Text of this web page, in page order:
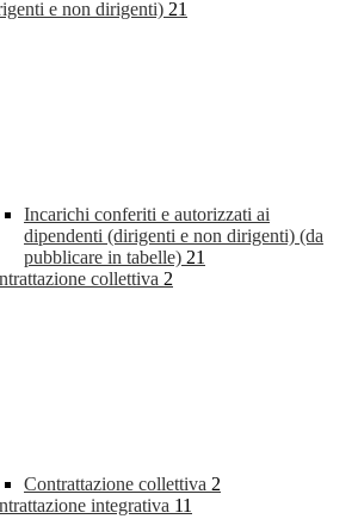
e non dirigenti) 21
Incarichi conferiti e autorizzati ai
dipendenti (dirigenti e non dirigenti) (da
pubblicare in tabelle) 21
collettiva 2
Contrattazione collettiva 2
integrativa 11